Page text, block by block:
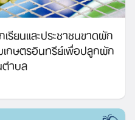
ยนและประชาชนขาดผัก
ษตรอินทรีย์เพื่อปลูกผัก
ตำบล